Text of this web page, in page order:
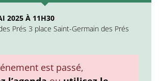
2025 À 11H30
Prés 3 place Saint-Germain des Prés
est passé,